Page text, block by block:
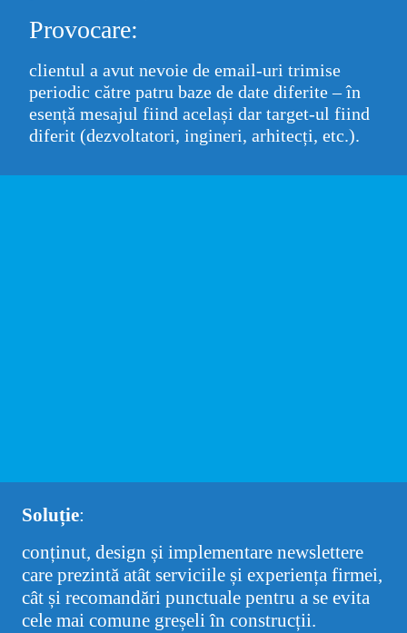
Provocare:
clientul a avut nevoie de email-uri trimise
periodic către patru baze de date diferite – în
esență mesajul fiind același dar target-ul fiind
diferit (dezvoltatori, ingineri, arhitecți, etc.).
Soluție:
conținut, design și implementare newslettere
care prezintă atât serviciile și experiența firmei,
cât și recomandări punctuale pentru a se evita
cele mai comune greșeli în construcții.